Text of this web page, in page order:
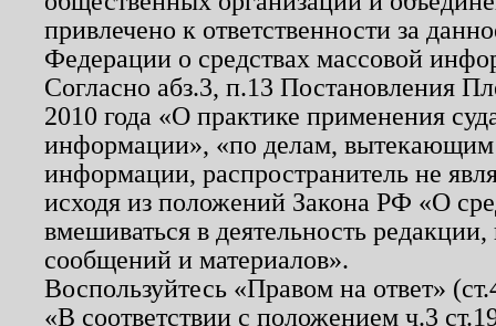
привлечено к ответственности за
Федерации о средствах массовой
Согласно абз.3, п.13 Постановления
2010 года «О практике применения
информации», «по делам, вытекающим
информации, распространитель не
исходя из положений Закона РФ «О
вмешиваться в деятельность
сообщений и материалов».
Воспользуйтесь «Правом на ответ»
«В соответствии с положением ч.3